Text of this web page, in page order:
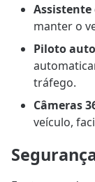
Assistente
manter o
Piloto
tráfego.
Câmeras
veículo,